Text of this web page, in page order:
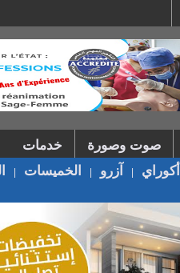
أكوراي آزرو الخميسات
صوت وصورة خدمات